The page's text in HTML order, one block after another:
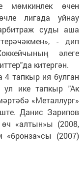
мөмкинлек өчен
лигада уйнау
суды аша
- дип
әлеге
китергән.
4 тапкыр ия булган
ул ике тапкыр "Ак
«Металлург»
Данис Зарипов
«алтын»ы (2008,
«бронза»сы (2007)